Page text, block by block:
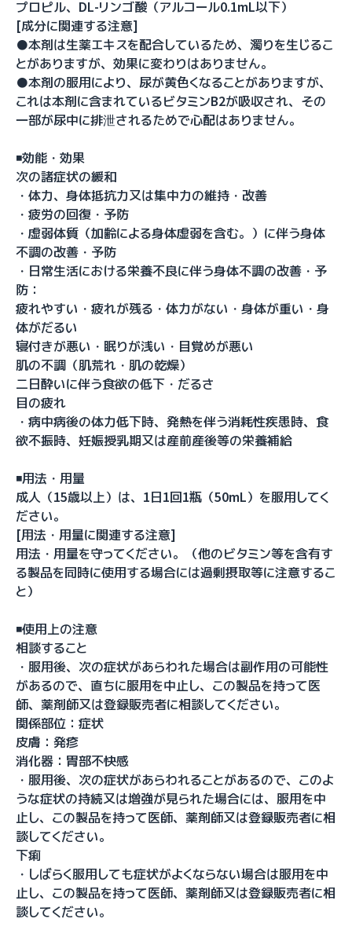
プロピル、DL-リンゴ酸（アルコール0.1mL以下）
[成分に関連する注意]
●本剤は生薬エキスを配合しているため、濁りを生じるこ
とがありますが、効果に変わりはありません。
●本剤の服用により、尿が黄色くなることがありますが、
これは本剤に含まれているビタミンB2が吸収され、その
一部が尿中に排泄されるためで心配はありません。
◾️効能・効果
次の諸症状の緩和
・体力、身体抵抗力又は集中力の維持・改善
・疲労の回復・予防
・虚弱体質（加齢による身体虚弱を含む。）に伴う身体
不調の改善・予防
・日常生活における栄養不良に伴う身体不調の改善・予
防：
疲れやすい・疲れが残る・体力がない・身体が重い・身
体がだるい
寝付きが悪い・眠りが浅い・目覚めが悪い
肌の不調（肌荒れ・肌の乾燥）
二日酔いに伴う食欲の低下・だるさ
目の疲れ
・病中病後の体力低下時、発熱を伴う消耗性疾患時、食
欲不振時、妊娠授乳期又は産前産後等の栄養補給
◾️用法・用量
成人（15歳以上）は、1日1回1瓶（50mL）を服用してく
ださい。
[用法・用量に関連する注意]
用法・用量を守ってください。（他のビタミン等を含有す
る製品を同時に使用する場合には過剰摂取等に注意するこ
と）
◾️使用上の注意
相談すること
・服用後、次の症状があらわれた場合は副作用の可能性
があるので、直ちに服用を中止し、この製品を持って医
師、薬剤師又は登録販売者に相談してください。
関係部位：症状
皮膚：発疹
消化器：胃部不快感
・服用後、次の症状があらわれることがあるので、このよ
うな症状の持続又は増強が見られた場合には、服用を中
止し、この製品を持って医師、薬剤師又は登録販売者に相
談してください。
下痢
・しばらく服用しても症状がよくならない場合は服用を中
止し、この製品を持って医師、薬剤師又は登録販売者に相
談してください。